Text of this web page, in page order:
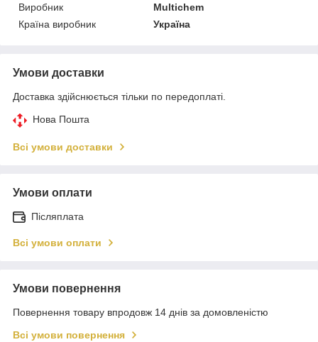
Виробник
Multichem
Країна виробник
Україна
Умови доставки
Доставка здійснюється тільки по передоплаті.
Нова Пошта
Всі умови доставки
Умови оплати
Післяплата
Всі умови оплати
Умови повернення
Повернення товару впродовж 14 днів за домовленістю
Всі умови повернення